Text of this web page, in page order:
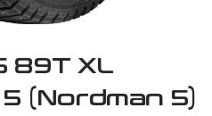
89T XL
(Nordman 5)